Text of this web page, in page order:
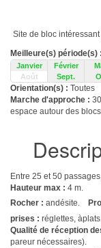
Site de bloc
Meilleure(s) période(s) :
Janvier Février
Août
Sept.
Orientation(s) : Toutes
Marche d'approche :
espace autour des
Entre 25 et 50
Hauteur max : 4 m.
Rocher : andésite.
prises : réglettes,
Qualité de réception
pareur nécessaires).